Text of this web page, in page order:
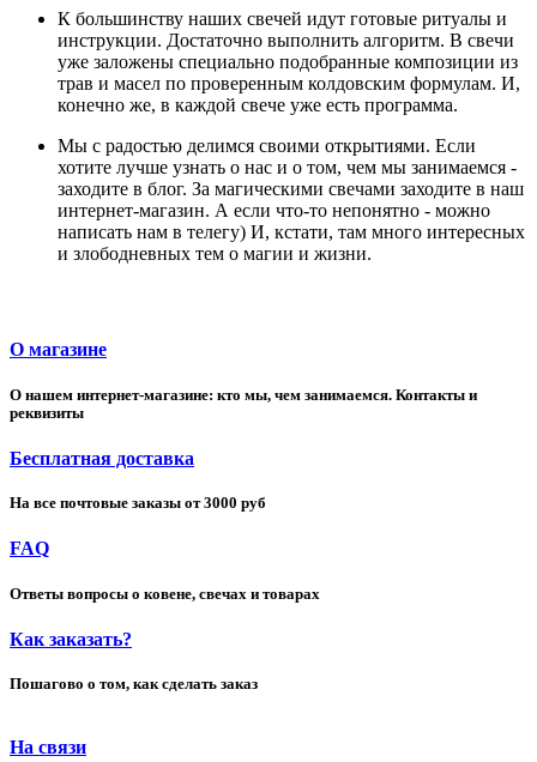
К большинству наших свечей идут готовые ритуалы и
инструкции. Достаточно выполнить алгоритм. В свечи
уже заложены специально подобранные композиции из
трав и масел по проверенным колдовским формулам. И,
конечно же, в каждой свече уже есть программа.
Мы с радостью делимся своими открытиями. Если
хотите лучше узнать о нас и о том, чем мы занимаемся -
заходите в блог. За магическими свечами заходите в наш
интернет-магазин. А если что-то непонятно - можно
написать нам в телегу) И, кстати, там много интересных
и злободневных тем о магии и жизни.
О магазине
О нашем интернет-магазине: кто мы, чем занимаемся. Контакты и
реквизиты
Бесплатная доставка
На все почтовые заказы от 3000 руб
FAQ
Ответы вопросы о ковене, свечах и товарах
Как заказать?
Пошагово о том, как сделать заказ
На связи